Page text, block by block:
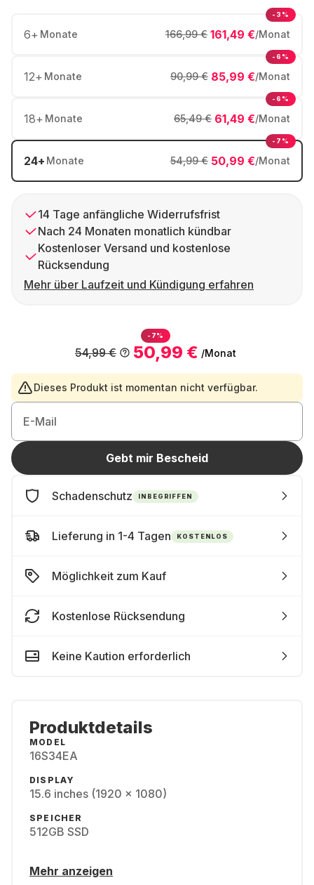
6+ Monate 161,49 €/Monat
166,99 €
-3%
12+ Monate 85,99 €/Monat
90,99 €
-6%
18+ Monate 61,49 €/Monat
65,49 €
-6%
24+ Monate 50,99 €/Monat
54,99 €
-7%
14 Tage anfängliche Widerrufsfrist
Nach 24 Monaten monatlich kündbar
Kostenloser Versand und kostenlose
Rücksendung
Mehr über Laufzeit und Kündigung erfahren
-7%
50,99 € /Monat
54,99 €
Dieses Produkt ist momentan nicht verfügbar.
E-Mail
Gebt mir Bescheid
Schadenschutz INBEGRIFFEN
Lieferung in 1-4 Tagen KOSTENLOS
Möglichkeit zum Kauf
Kostenlose Rücksendung
Keine Kaution erforderlich
Produktdetails
MODEL
16S34EA
DISPLAY
15.6 inches (1920 x 1080)
SPEICHER
512GB SSD
Mehr anzeigen